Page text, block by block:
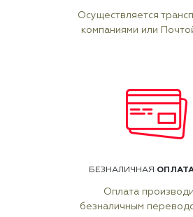
Осуществляется
компаниями или
БЕЗНАЛИЧНАЯ
Оплата
безналичным